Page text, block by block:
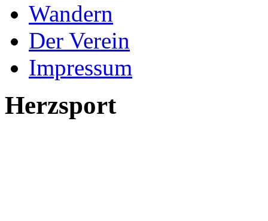
Wandern
Der Verein
Impressum
Herzsport